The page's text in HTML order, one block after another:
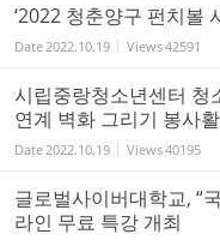
‘2022 청춘양구 펀치볼
Date 2022.10.19 Views42591
시립중랑청소년센터 청
연계 벽화 그리기 봉사
Date 2022.10.19 Views40195
글로벌사이버대학교, “
라인 무료 특강 개최